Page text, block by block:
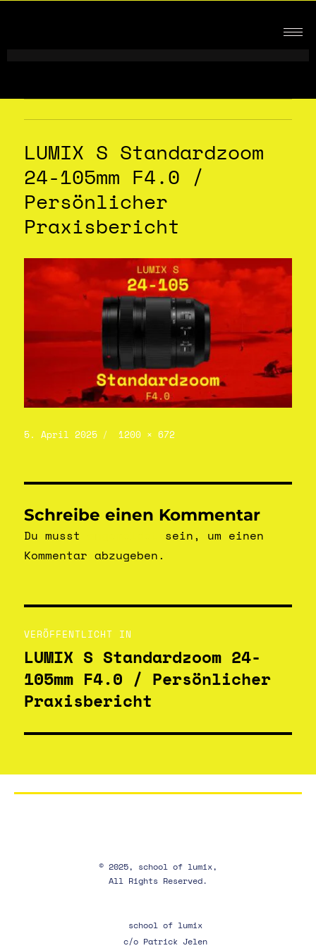
LUMIX S Standardzoom
24-105mm F4.0 /
Persönlicher
Praxisbericht
5. April 2025 1200 × 672
Schreibe einen Kommentar
Du musst
sein, um einen
Kommentar abzugeben.
VERÖFFENTLICHT IN
LUMIX S Standardzoom 24-
105mm F4.0 / Persönlicher
Praxisbericht
© 2025, school of lumix,
All Rights Reserved.
school of lumix
c/o Patrick Jelen